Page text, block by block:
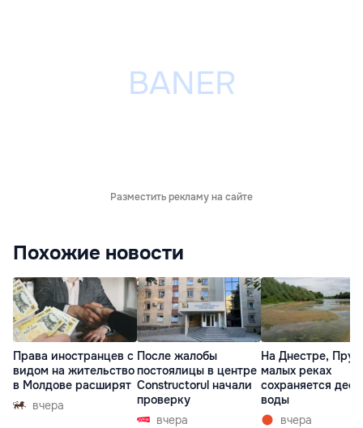
Разместить рекламу на сайте
Похожие новости
Права иностранцев с
видом на жительство
в Молдове расширят
вчера
После жалобы
постоялицы в центре
Constructorul начали
проверку
вчера
На Днестре,
малых реках
сохраняется
воды
вчера